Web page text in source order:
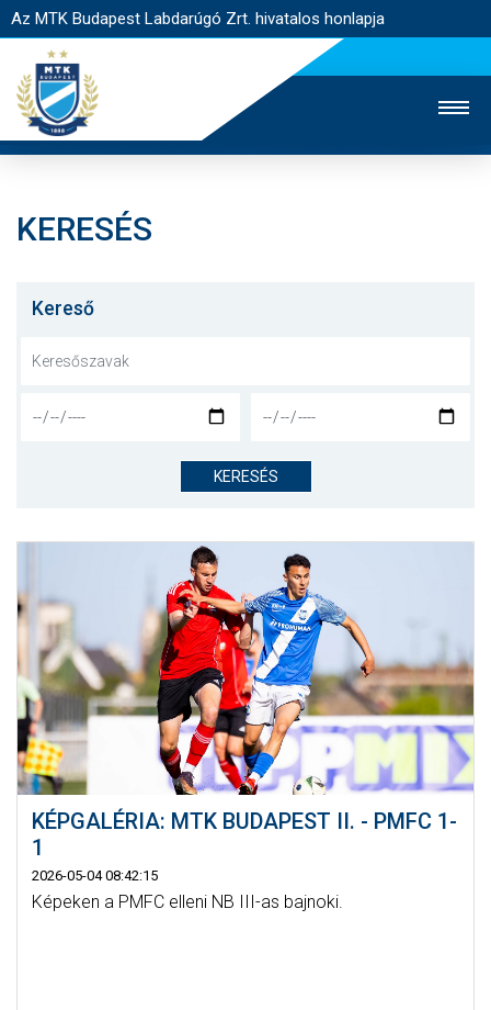
Az MTK Budapest Labdarúgó Zrt. hivatalos honlapja
JEGYÉRTÉKESÍTÉS
NYITÓLAP
CSAPATOK
GALÉRIA
SZURKOLÓI ÉLMÉNYEK
AKKREDITÁCIÓ
KERESÉS
Kereső
KERESÉS
KÉPGALÉRIA: MTK BUDAPEST II. - PMFC 1-
1
2026-05-04 08:42:15
Képeken a PMFC elleni NB III-as bajnoki.